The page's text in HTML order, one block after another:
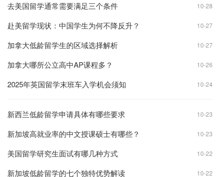
去美国留学通常需要满足三个条件 10-28
赴美留学现状：中国学生为何不降反升？ 10-27
加拿大低龄留学生的区域选择解析 10-27
加拿大哪所公立高中AP课程多？ 10-26
2025年英国留学末班车入学机会须知 10-24
新西兰低龄留学申请具体有哪些要求 10-23
新加坡高就业率的中文授课硕士有哪些？ 10-23
美国留学研究生面试有哪几种方式 10-22
新加坡低龄留学的七个独特优势解读 10-22